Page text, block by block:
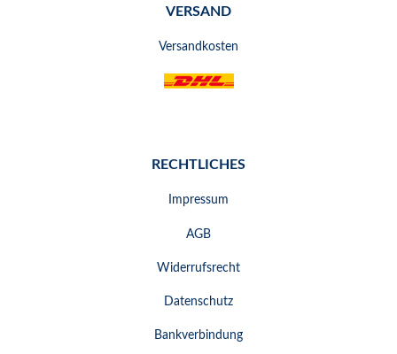
VERSAND
Versandkosten
RECHTLICHES
Impressum
AGB
Widerrufsrecht
Datenschutz
Bankverbindung